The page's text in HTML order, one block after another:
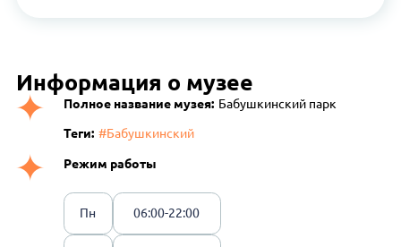
Информация о музее
Полное название музея: Бабушкинский парк
Теги: #Бабушкинский
Режим работы
Пн 06:00-22:00